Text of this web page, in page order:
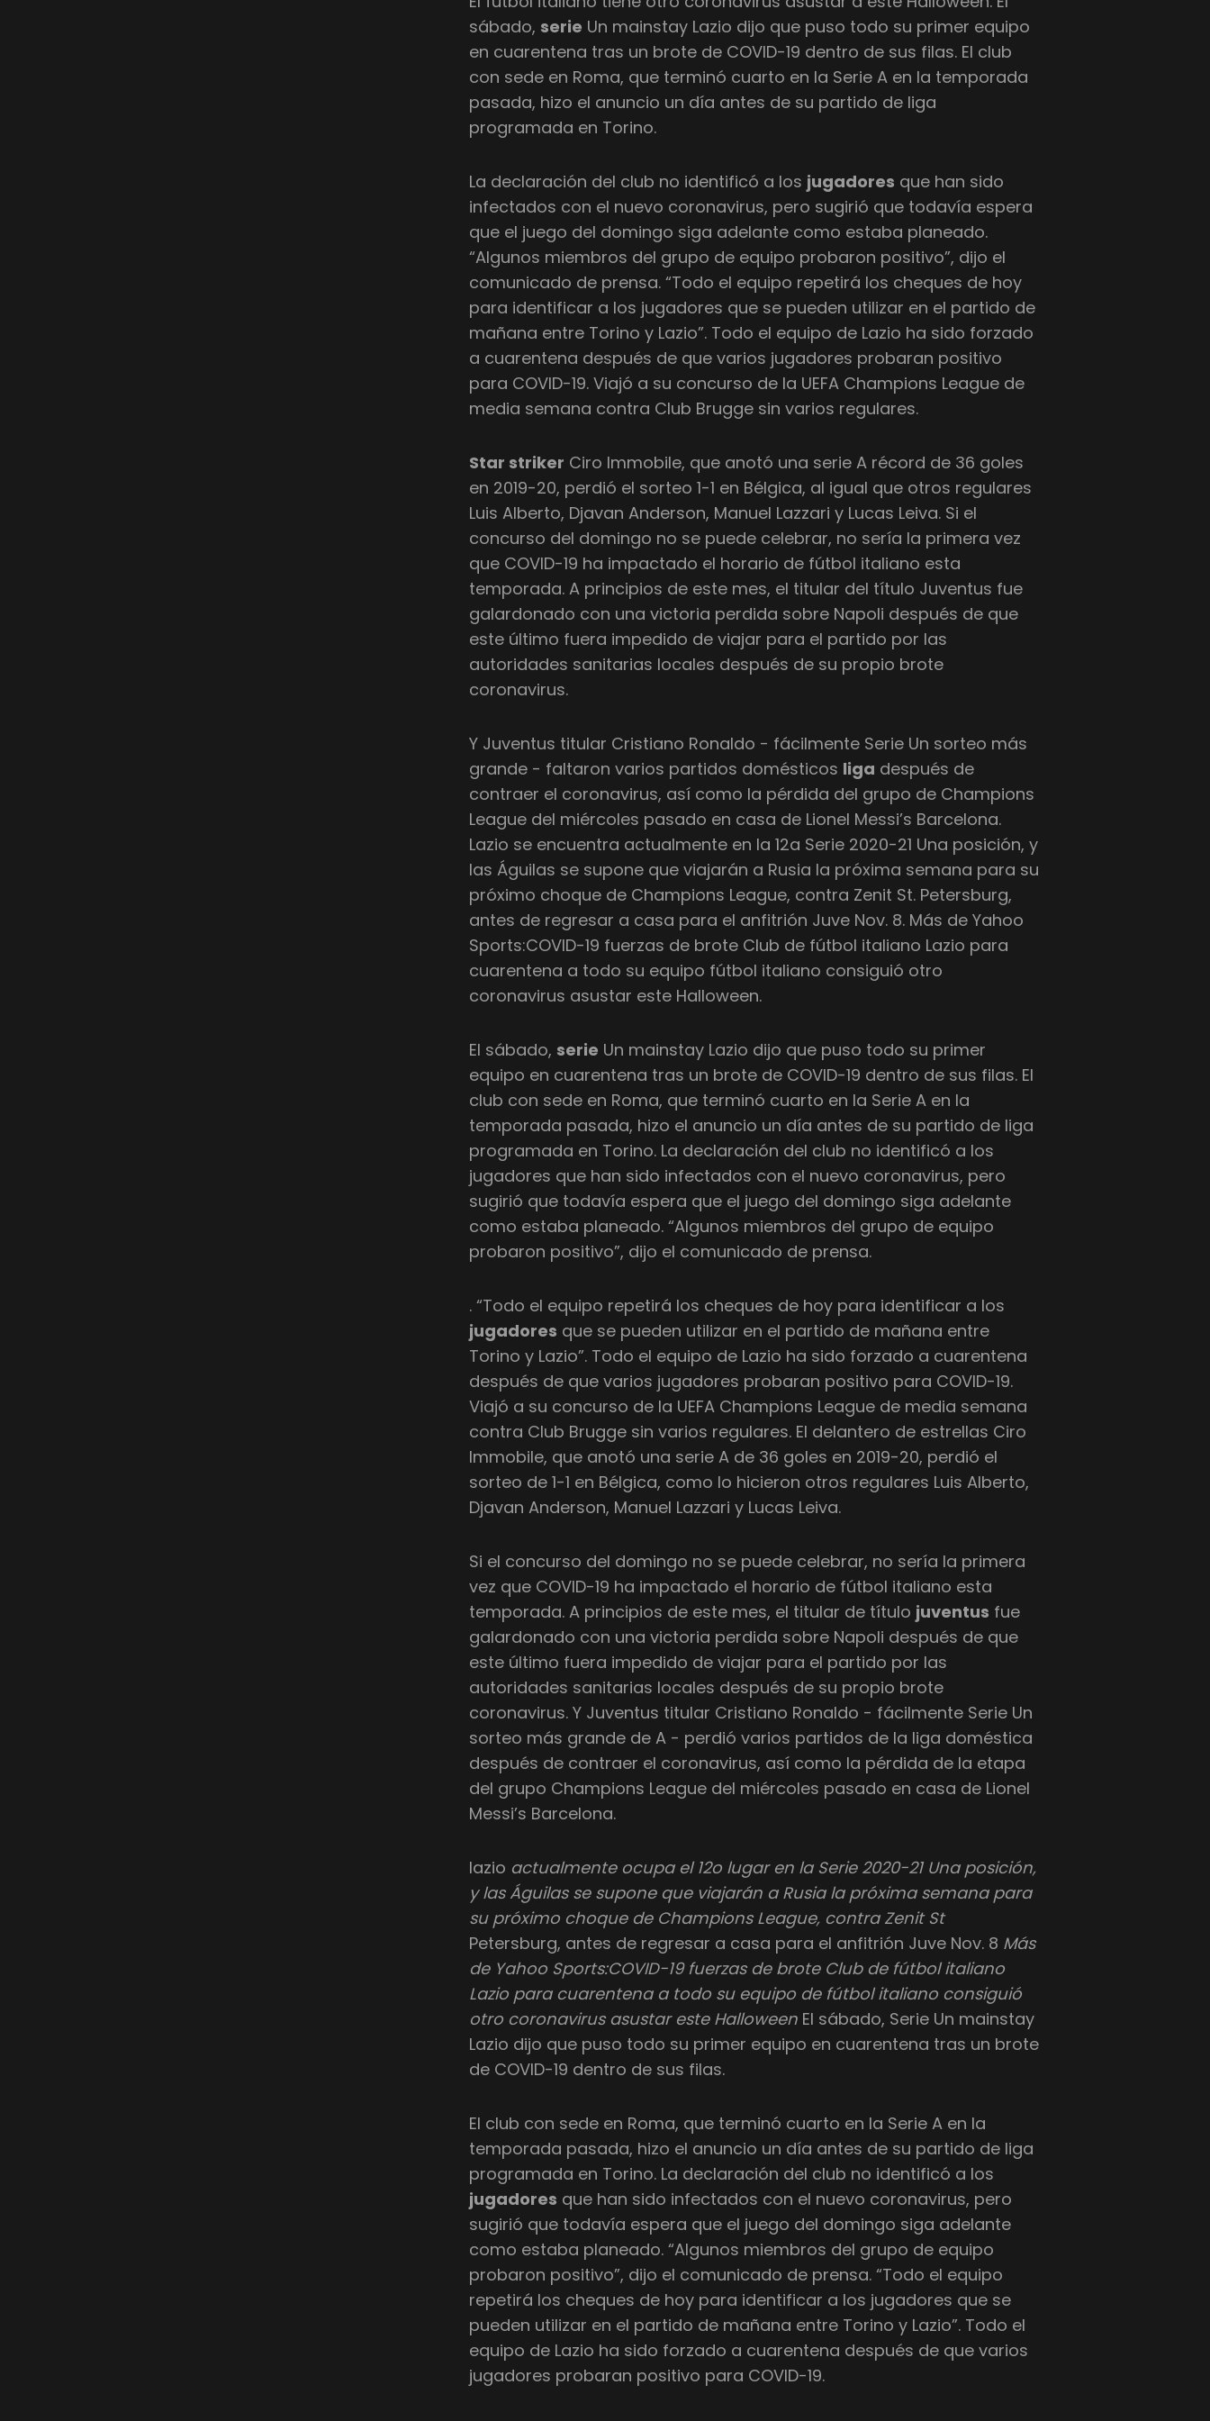
sábado, serie Un mainstay Lazio dijo que puso todo su primer equipo
en cuarentena tras un brote de COVID-19 dentro de sus filas. El club
con sede en Roma, que terminó cuarto en la Serie A en la temporada
pasada, hizo el anuncio un día antes de su partido de liga
programada en Torino.
La declaración del club no identificó a los jugadores que han sido
infectados con el nuevo coronavirus, pero sugirió que todavía espera
que el juego del domingo siga adelante como estaba planeado.
“Algunos miembros del grupo de equipo probaron positivo”, dijo el
comunicado de prensa. “Todo el equipo repetirá los cheques de hoy
para identificar a los jugadores que se pueden utilizar en el partido de
mañana entre Torino y Lazio”. Todo el equipo de Lazio ha sido forzado
a cuarentena después de que varios jugadores probaran positivo
para COVID-19. Viajó a su concurso de la UEFA Champions League de
media semana contra Club Brugge sin varios regulares.
Star striker Ciro Immobile, que anotó una serie A récord de 36 goles
en 2019-20, perdió el sorteo 1-1 en Bélgica, al igual que otros regulares
Luis Alberto, Djavan Anderson, Manuel Lazzari y Lucas Leiva. Si el
concurso del domingo no se puede celebrar, no sería la primera vez
que COVID-19 ha impactado el horario de fútbol italiano esta
temporada. A principios de este mes, el titular del título Juventus fue
galardonado con una victoria perdida sobre Napoli después de que
este último fuera impedido de viajar para el partido por las
autoridades sanitarias locales después de su propio brote
coronavirus.
Y Juventus titular Cristiano Ronaldo - fácilmente Serie Un sorteo más
grande - faltaron varios partidos domésticos liga después de
contraer el coronavirus, así como la pérdida del grupo de Champions
League del miércoles pasado en casa de Lionel Messi’s Barcelona.
Lazio se encuentra actualmente en la 12a Serie 2020-21 Una posición, y
las Águilas se supone que viajarán a Rusia la próxima semana para su
próximo choque de Champions League, contra Zenit St. Petersburg,
antes de regresar a casa para el anfitrión Juve Nov. 8. Más de Yahoo
Sports:COVID-19 fuerzas de brote Club de fútbol italiano Lazio para
cuarentena a todo su equipo fútbol italiano consiguió otro
coronavirus asustar este Halloween.
El sábado, serie Un mainstay Lazio dijo que puso todo su primer
equipo en cuarentena tras un brote de COVID-19 dentro de sus filas. El
club con sede en Roma, que terminó cuarto en la Serie A en la
temporada pasada, hizo el anuncio un día antes de su partido de liga
programada en Torino. La declaración del club no identificó a los
jugadores que han sido infectados con el nuevo coronavirus, pero
sugirió que todavía espera que el juego del domingo siga adelante
como estaba planeado. “Algunos miembros del grupo de equipo
probaron positivo”, dijo el comunicado de prensa.
. “Todo el equipo repetirá los cheques de hoy para identificar a los
jugadores que se pueden utilizar en el partido de mañana entre
Torino y Lazio”. Todo el equipo de Lazio ha sido forzado a cuarentena
después de que varios jugadores probaran positivo para COVID-19.
Viajó a su concurso de la UEFA Champions League de media semana
contra Club Brugge sin varios regulares. El delantero de estrellas Ciro
Immobile, que anotó una serie A de 36 goles en 2019-20, perdió el
sorteo de 1-1 en Bélgica, como lo hicieron otros regulares Luis Alberto,
Djavan Anderson, Manuel Lazzari y Lucas Leiva.
Si el concurso del domingo no se puede celebrar, no sería la primera
vez que COVID-19 ha impactado el horario de fútbol italiano esta
temporada. A principios de este mes, el titular de título juventus fue
galardonado con una victoria perdida sobre Napoli después de que
este último fuera impedido de viajar para el partido por las
autoridades sanitarias locales después de su propio brote
coronavirus. Y Juventus titular Cristiano Ronaldo - fácilmente Serie Un
sorteo más grande de A - perdió varios partidos de la liga doméstica
después de contraer el coronavirus, así como la pérdida de la etapa
del grupo Champions League del miércoles pasado en casa de Lionel
Messi’s Barcelona.
lazio actualmente ocupa el 12o lugar en la Serie 2020-21 Una posición,
y las Águilas se supone que viajarán a Rusia la próxima semana para
su próximo choque de Champions League, contra Zenit St
Petersburg, antes de regresar a casa para el anfitrión Juve Nov. 8 Más
de Yahoo Sports:COVID-19 fuerzas de brote Club de fútbol italiano
Lazio para cuarentena a todo su equipo de fútbol italiano consiguió
otro coronavirus asustar este Halloween El sábado, Serie Un mainstay
Lazio dijo que puso todo su primer equipo en cuarentena tras un brote
de COVID-19 dentro de sus filas.
El club con sede en Roma, que terminó cuarto en la Serie A en la
temporada pasada, hizo el anuncio un día antes de su partido de liga
programada en Torino. La declaración del club no identificó a los
jugadores que han sido infectados con el nuevo coronavirus, pero
sugirió que todavía espera que el juego del domingo siga adelante
como estaba planeado. “Algunos miembros del grupo de equipo
probaron positivo”, dijo el comunicado de prensa. “Todo el equipo
repetirá los cheques de hoy para identificar a los jugadores que se
pueden utilizar en el partido de mañana entre Torino y Lazio”. Todo el
equipo de Lazio ha sido forzado a cuarentena después de que varios
jugadores probaran positivo para COVID-19.